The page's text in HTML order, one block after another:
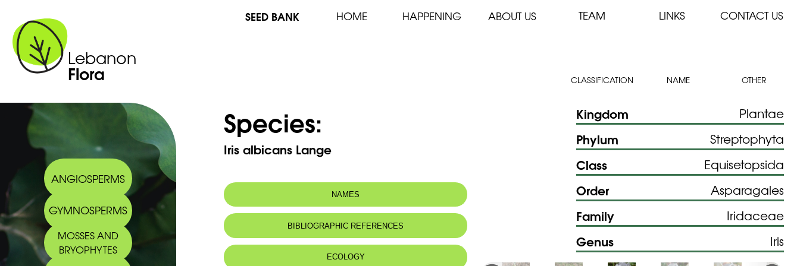
Lebanon
Flora
SEED BANK HOME HAPPENING ABOUT US TEAM LINKS CONTACT US
CLASSIFICATION NAME OTHER
ANGIOSPERMS
GYMNOSPERMS
MOSSES AND
BRYOPHYTES
Species:
Iris albicans Lange
NAMES
Common name: Iris de florence-White flag
Arabic name: سوسن أبيض
BIBLIOGRAPHIC REFERENCES
ECOLOGY
Kingdom Plantae
Phylum Streptophyta
Class Equisetopsida
Order Asparagales
Family Iridaceae
Genus Iris